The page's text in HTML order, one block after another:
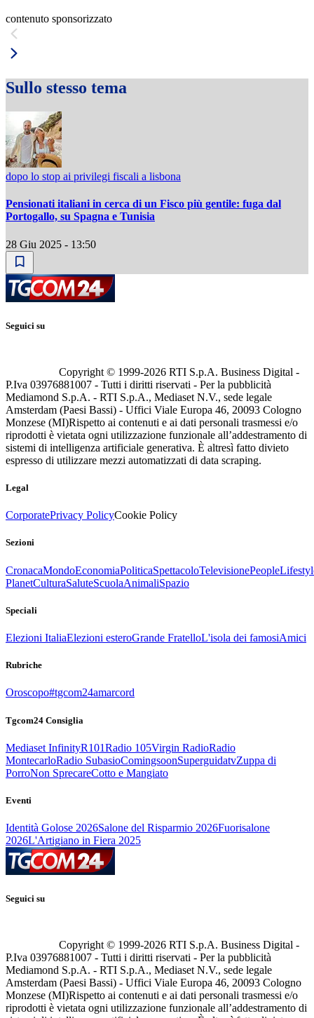
contenuto sponsorizzato
Sullo stesso tema
dopo lo stop ai privilegi fiscali a lisbona
Pensionati italiani in cerca di un Fisco più gentile: fuga dal
Portogallo, su Spagna e Tunisia
28 Giu 2025 - 13:50
Seguici su
Copyright © 1999-2026 RTI S.p.A. Business Digital -
P.Iva 03976881007 - Tutti i diritti riservati - Per la pubblicità
Mediamond S.p.A. - RTI S.p.A., Mediaset N.V., sede legale
Amsterdam (Paesi Bassi) - Uffici Viale Europa 46, 20093 Cologno
Monzese (MI)Rispetto ai contenuti e ai dati personali trasmessi e/o
riprodotti è vietata ogni utilizzazione funzionale all’addestramento di
sistemi di intelligenza artificiale generativa. È altresì fatto divieto
espresso di utilizzare mezzi automatizzati di data scraping.
Legal
CorporatePrivacy PolicyCookie Policy
Sezioni
CronacaMondoEconomiaPoliticaSpettacoloTelevisionePeople
PlanetCulturaSaluteScuolaAnimaliSpazio
Speciali
Elezioni ItaliaElezioni esteroGrande FratelloL'isola dei famosiAmici
Rubriche
Oroscopo#tgcom24amarcord
Tgcom24 Consiglia
Mediaset InfinityR101Radio 105Virgin RadioRadio
MontecarloRadio SubasioComingsoonSuperguidatvZuppa di
PorroNon SprecareCotto e Mangiato
Eventi
Identità Golose 2026Salone del Risparmio 2026Fuorisalone
2026L'Artigiano in Fiera 2025
Seguici su
Copyright © 1999-2026 RTI S.p.A. Business Digital -
P.Iva 03976881007 - Tutti i diritti riservati - Per la pubblicità
Mediamond S.p.A. - RTI S.p.A., Mediaset N.V., sede legale
Amsterdam (Paesi Bassi) - Uffici Viale Europa 46, 20093 Cologno
Monzese (MI)Rispetto ai contenuti e ai dati personali trasmessi e/o
riprodotti è vietata ogni utilizzazione funzionale all’addestramento di